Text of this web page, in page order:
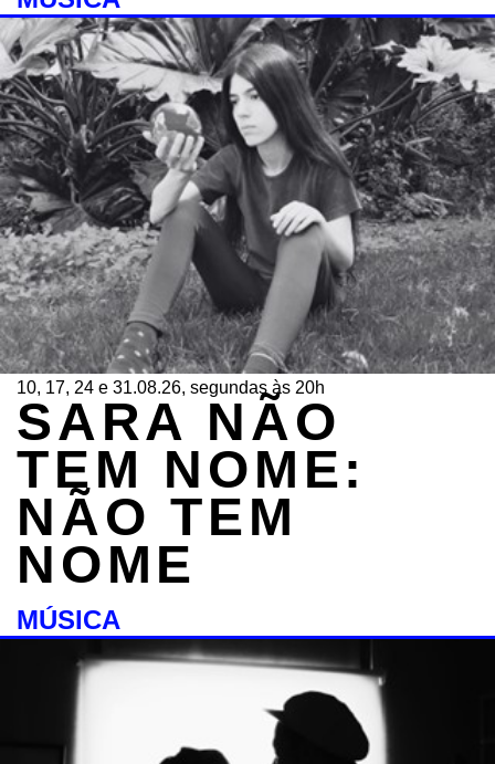
10, 17, 24 e 31.08.26, segundas às 20h
SARA NÃO
TEM NOME:
NÃO TEM
NOME
MÚSICA